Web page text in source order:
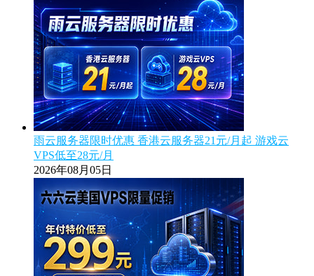
雨云服务器限时优惠 香港云服务器21元/月起 游戏云
VPS低至28元/月
2026年08月05日